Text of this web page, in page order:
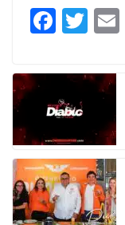
b
o
k
F
c
e
b
o
o
k
T
itt
er